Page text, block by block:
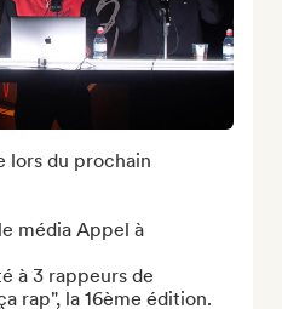
du prochain
média Appel à
à 3 rappeurs de
rap", la 16ème édition.